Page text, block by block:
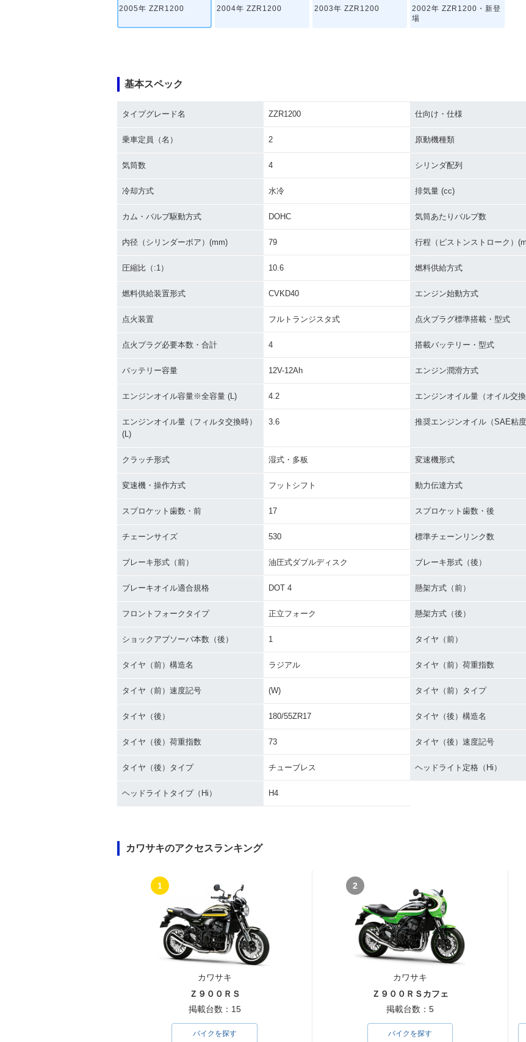
2005年 ZZR1200 2004年 ZZR1200 2003年 ZZR1200
2002年 ZZR1200・新登
場
基本スペック
タイプグレード名 ZZR1200 仕向け・仕様
乗車定員（名） 2 原動機種類
気筒数 4 シリンダ配列
冷却方式 水冷 排気量 (cc)
カム・バルブ駆動方式 DOHC 気筒あたりバルブ数
内径（シリンダーボア）(mm) 79 行程（ピストンストローク）
圧縮比（:1） 10.6 燃料供給方式
燃料供給装置形式 CVKD40 エンジン始動方式
点火装置 フルトランジスタ式 点火プラグ標準搭載・型式
点火プラグ必要本数・合計 4 搭載バッテリー・型式
バッテリー容量 12V-12Ah エンジン潤滑方式
エンジンオイル容量※全容量 (L) 4.2 エンジンオイル量（オイル交
エンジンオイル量（フィルタ交換時）
(L)
3.6 推奨エンジンオイル（SAE粘度
クラッチ形式 湿式・多板 変速機形式
変速機・操作方式 フットシフト 動力伝達方式
スプロケット歯数・前 17 スプロケット歯数・後
チェーンサイズ 530 標準チェーンリンク数
ブレーキ形式（前） 油圧式ダブルディスク ブレーキ形式（後）
ブレーキオイル適合規格 DOT 4 懸架方式（前）
フロントフォークタイプ 正立フォーク 懸架方式（後）
ショックアブソーバ本数（後） 1 タイヤ（前）
タイヤ（前）構造名 ラジアル タイヤ（前）荷重指数
タイヤ（前）速度記号 (W) タイヤ（前）タイプ
タイヤ（後） 180/55ZR17 タイヤ（後）構造名
タイヤ（後）荷重指数 73 タイヤ（後）速度記号
タイヤ（後）タイプ チューブレス ヘッドライト定格（Hi）
ヘッドライトタイプ（Hi） H4
カワサキのアクセスランキング
1
カワサキ
Ｚ９００ＲＳ
掲載台数：15
バイクを探す
2
カワサキ
Ｚ９００ＲＳカフェ
掲載台数：5
バイクを探す